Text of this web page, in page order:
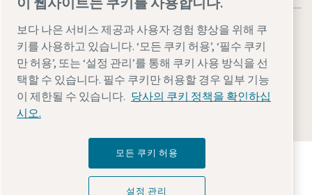
법률 및 개인 정보 참고 사항설정 관리접근성 사이트맵
© 2026 아트라스콥코
Atlas Copco Group이 어떻게 기술로 미래를 변화시
키는지 확인해 보세요.
Atlas Copco Group 웹사이트 방문하기
보다 나은 서비스 제공과 사용자 경험 향상을 위해 쿠
키를 사용하고 있습니다. ‘모든 쿠키 허용’, ‘필수 쿠키
만 허용’, 또는 ‘설정 관리’를 통해 쿠키 사용 방식을 선
택할 수 있습니다. 필수 쿠키만 허용할 경우 일부 기능
이 제한될 수 있습니다. 당사의 쿠키 정책을 확인하십
시오.
모든 쿠키 허용
설정 관리